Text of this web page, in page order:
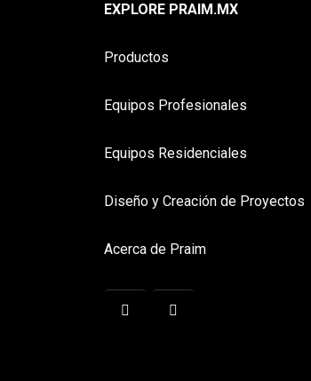
EXPLORE PRAIM.MX
Productos
Equipos Profesionales
Equipos Residenciales
Diseño y Creación de Proyectos
Acerca de Praim